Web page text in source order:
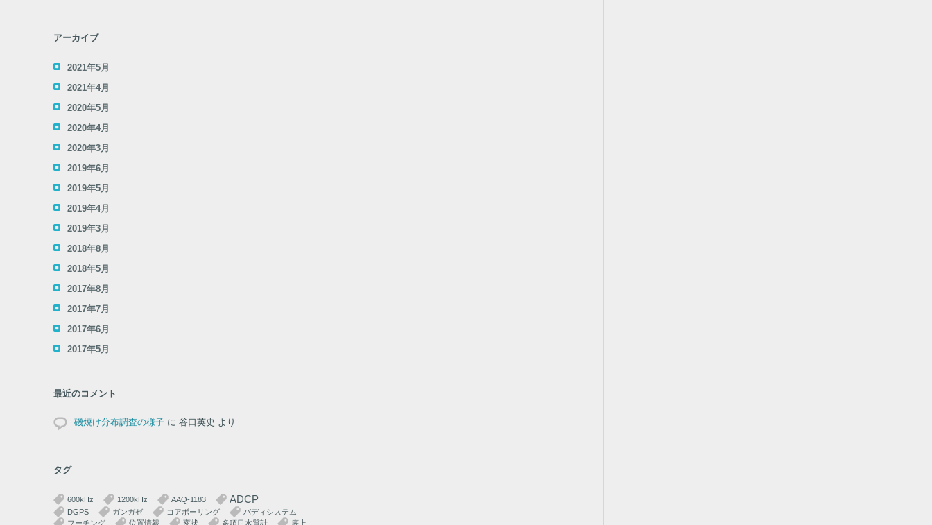
アーカイブ
2021年5月
2021年4月
2020年5月
2020年4月
2020年3月
2019年6月
2019年5月
2019年4月
2019年3月
2018年8月
2018年5月
2017年8月
2017年7月
2017年6月
2017年5月
最近のコメント
磯焼け分布調査の様子 に 谷口英史 より
タグ
600kHz 1200kHz AAQ-1183 ADCP
DGPS ガンガゼ コアボーリング
バディシステム
フーチング
位置情報 変状 多項目水質計 底上